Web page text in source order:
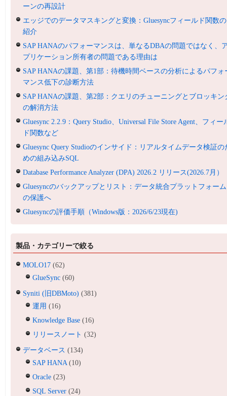
ーンの再設計
エッジでのデータマスキングと変換：Gluesyncフィールド関数の
紹介
SAP HANAのパフォーマンスは、単なるDBAの問題ではなく、
プリケーション所有者の問題である理由は
SAP HANAの課題、第1部：待機時間ベースの分析によるパフォ
マンス低下の診断方法
SAP HANAの課題、第2部：クエリのチューニングとブロッキン
の解消方法
Gluesync 2.2.9：Query Studio、Universal File Store Agent、フィー
ド関数など
Gluesync Query Studioのインサイド：リアルタイムデータ検証の
めの組み込みSQL
Database Performance Analyzer (DPA) 2026.2 リリース(2026.7月）
Gluesyncのバックアップとリスト：データ統合プラットフォーム
の保護へ
Gluesyncの評価手順（Windows版：2026/6/23現在)
製品・カテゴリーで絞る
MOLO17 (62)
GlueSync (60)
Syniti (旧DBMoto) (381)
運用 (16)
Knowledge Base (16)
リリースノート (32)
データベース (134)
SAP HANA(10)
Oracle (23)
SQL Server (24)